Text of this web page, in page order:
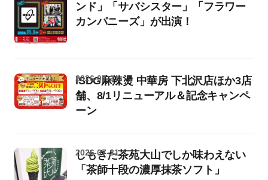
ンド」「サバシスター」「フラワー
カンパニーズ」が出演！
iSDG麻辣燙 中華房 下北沢店ほか3店
舗、8/1リニューアル＆記念キャンペ
ーン
2026-07-31
しもきた茶苑大山でしか味わえない
「茶師十段の濃厚抹茶ソフト」
2026-07-31